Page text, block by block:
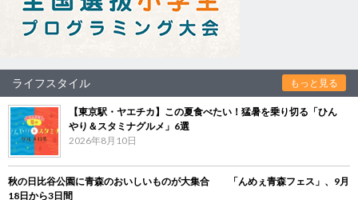
ライフスタイル もっと見る
【東京駅・ヤエチカ】この夏食べたい！猛暑を乗り切る「ひん
やり＆スタミナグルメ」6選
2026年8月10日
秋の日比谷公園に青森のおいしいものが大集合 「んめぇ青森フェス」、9月
18日から3日間